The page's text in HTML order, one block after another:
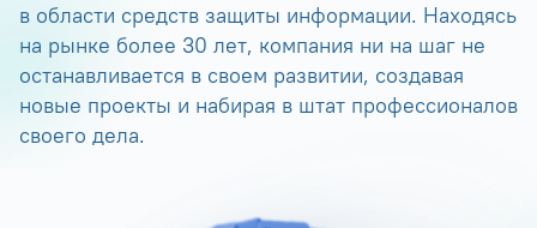
в области средств защиты информации. Находясь
на рынке более 30 лет, компания ни на шаг не
останавливается в своем развитии, создавая
новые проекты и набирая в штат профессионалов
своего дела.